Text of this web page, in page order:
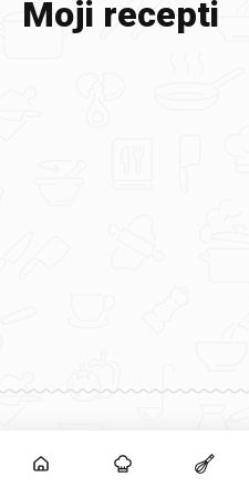
Moji recepti